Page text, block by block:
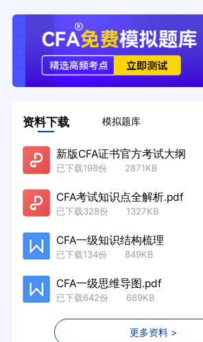
资料下载 模拟题库
新版CFA证书官方考试大纲
已下载198份 2871KB
CFA考试知识点全解析.pdf
已下载328份 1327KB
CFA一级知识结构梳理
已下载134份 849KB
CFA一级思维导图.pdf
已下载642份 689KB
更多资料 >